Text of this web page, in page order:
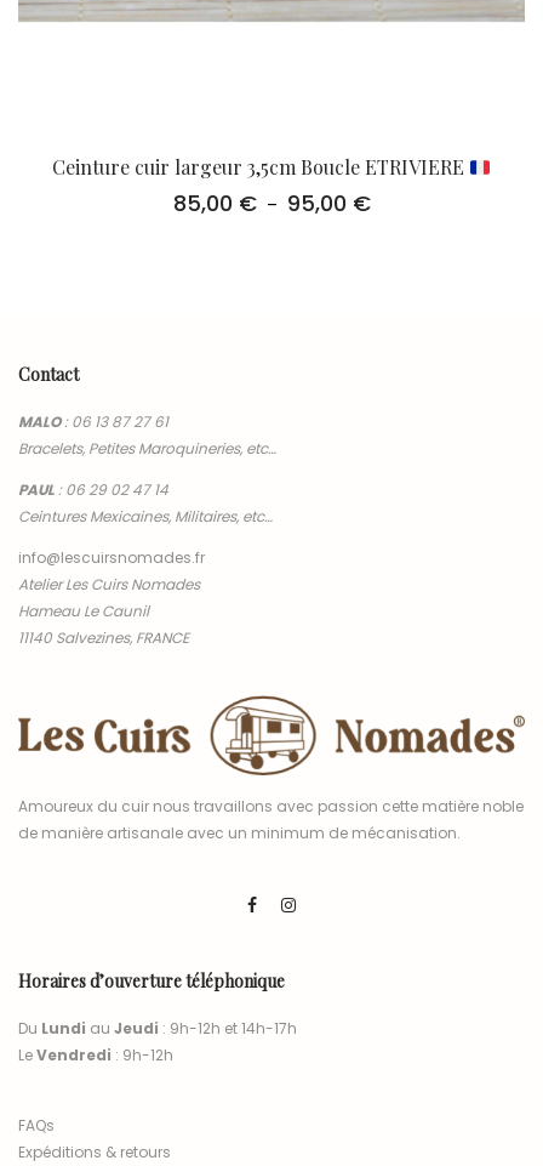
Ceinture cuir largeur 3,5cm Boucle ETRIVIERE
85,00 € – 95,00 €Plage
Contact
MALO:06 13 87 27 61
Bracelets, Petites Maroquineries, etc…
PAUL:06 29 02 47 14
Ceintures Mexicaines, Militaires, etc…
info@lescuirsnomades.fr
Atelier Les Cuirs Nomades
Hameau Le Caunil
11140 Salvezines, FRANCE
Amoureux du cuir nous travaillons avec passion cette matière noble
de manière artisanale avec un minimum de mécanisation.
Horaires d’ouverture téléphonique
Du Lundi au Jeudi : 9h-12h et 14h-17h
LeVendredi : 9h-12h
FAQs
Expéditions & retours